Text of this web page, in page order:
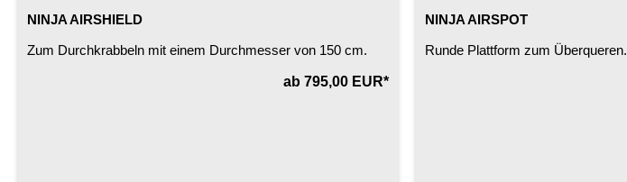
NINJA AIRSHIELD
Zum Durchkrabbeln mit einem Durchmesser von 150 cm.
ab 795,00 EUR*
NINJA AIRSPOT
Runde Plattform zum Überqueren.